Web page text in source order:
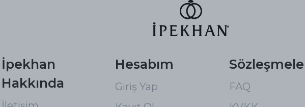
İpekhan
Hakkında
Hesabım
Giriş Yap
FAQ